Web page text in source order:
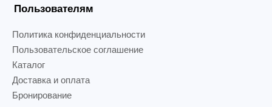
Пользователям
Политика конфиденциальности
Пользовательское соглашение
Каталог
Доставка и оплата
Бронирование